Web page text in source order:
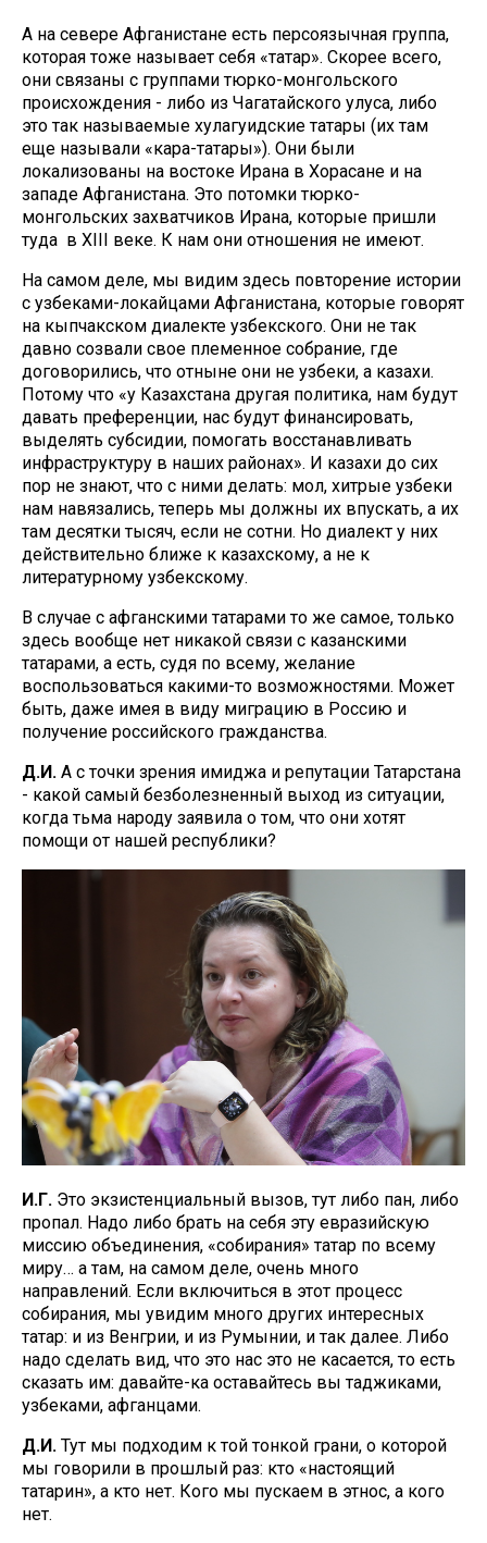
А на севере Афганистане есть персоязычная группа,
которая тоже называет себя «татар». Скорее всего,
они связаны с группами тюрко-монгольского
происхождения - либо из Чагатайского улуса, либо
это так называемые хулагуидские татары (их там
еще называли «кара-татары»). Они были
локализованы на востоке Ирана в Хорасане и на
западе Афганистана. Это потомки тюрко-
монгольских захватчиков Ирана, которые пришли
туда в XIII веке. К нам они отношения не имеют.
На самом деле, мы видим здесь повторение истории
с узбеками-локайцами Афганистана, которые говорят
на кыпчакском диалекте узбекского. Они не так
давно созвали свое племенное собрание, где
договорились, что отныне они не узбеки, а казахи.
Потому что «у Казахстана другая политика, нам будут
давать преференции, нас будут финансировать,
выделять субсидии, помогать восстанавливать
инфраструктуру в наших районах». И казахи до сих
пор не знают, что с ними делать: мол, хитрые узбеки
нам навязались, теперь мы должны их впускать, а их
там десятки тысяч, если не сотни. Но диалект у них
действительно ближе к казахскому, а не к
литературному узбекскому.
В случае с афганскими татарами то же самое, только
здесь вообще нет никакой связи с казанскими
татарами, а есть, судя по всему, желание
воспользоваться какими-то возможностями. Может
быть, даже имея в виду миграцию в Россию и
получение российского гражданства.
Д.И. А с точки зрения имиджа и репутации Татарстана
- какой самый безболезненный выход из ситуации,
когда тьма народу заявила о том, что они хотят
помощи от нашей республики?
И.Г. Это экзистенциальный вызов, тут либо пан, либо
пропал. Надо либо брать на себя эту евразийскую
миссию объединения, «собирания» татар по всему
миру… а там, на самом деле, очень много
направлений. Если включиться в этот процесс
собирания, мы увидим много других интересных
татар: и из Венгрии, и из Румынии, и так далее. Либо
надо сделать вид, что это нас это не касается, то есть
сказать им: давайте-ка оставайтесь вы таджиками,
узбеками, афганцами.
Д.И. Тут мы подходим к той тонкой грани, о которой
мы говорили в прошлый раз: кто «настоящий
татарин», а кто нет. Кого мы пускаем в этнос, а кого
нет.